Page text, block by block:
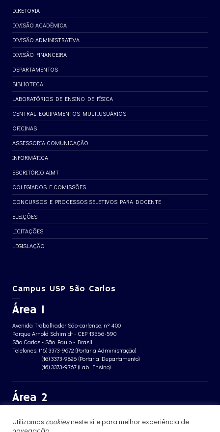
DIRETORIA
DIVISÃO ACADÊMICA
DIVISÃO ADMINISTRATIVA
DIVISÃO FINANCEIRA
DEPARTAMENTOS
BIBLIOTECA
LABORATÓRIOS DE ENSINO DE FÍSICA
CENTRAL EQUIPAMENTOS MULTIUSUÁRIOS
OFICINAS
ASSESSORIA COMUNICAÇÃO
INFORMÁTICA
ESCRITÓRIO AIMT
COLEGIADOS E COMISSÕES
CONCURSOS E PROCESSOS SELETIVOS PARA DOCENTE
ELEIÇÕES
LICITAÇÕES
LEGISLAÇÃO
Campus USP São Carlos
Área 1
Avenida Trabalhador São-carlense, nº 400
Parque Arnold Schimidt - CEP 13566-590
São Carlos - São Paulo - Brasil
Telefones: (16) 3373-9672 (Portaria Administração)
(16) 3373-9826 (Portaria Departamento)
(16) 3373-9767 (Lab. Ensino)
Área 2
Jardim Santa Angelina - CEP 13563-120
São Carlos - São Paulo - Brasil
Utilizamos cookiesneste site para melhor experiência de